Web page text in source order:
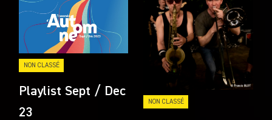
NON CLASSÉ
Playlist Sept / Dec
23
NON CLASSÉ